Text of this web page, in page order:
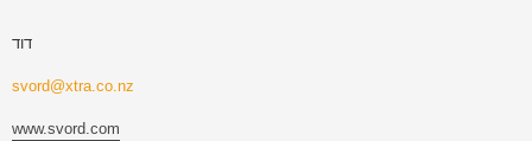
דוד
svord@xtra.co.nz
www.svord.com